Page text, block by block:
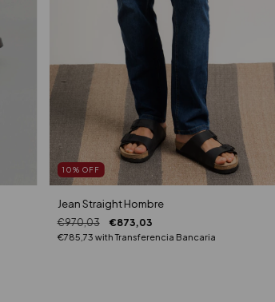
10% OFF
Jean Straight Hombre
€970,03 €873,03
€785,73 with Transferencia Bancaria